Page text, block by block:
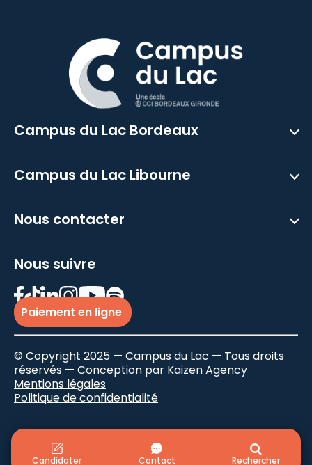
Candidater Contact Rechercher
Campus du Lac Bordeaux
Campus du Lac Libourne
Nous contacter
Nous suivre
Paiement en ligne
© Copyright 2025 — Campus du Lac — Tous droits
réservés — Conception par Kaizen Agency
Mentions légales
Politique de confidentialité